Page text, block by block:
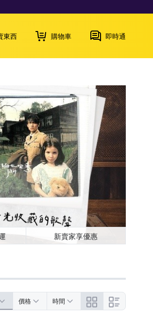
東西 購物車 即時通
新賣家享優惠
價格 時間